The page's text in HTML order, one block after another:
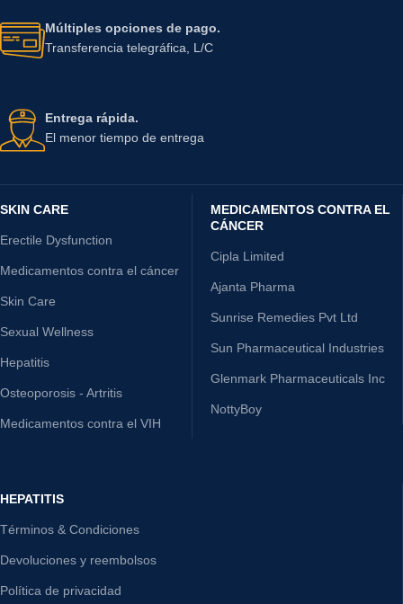
Múltiples opciones de pago.
Transferencia telegráfica, L/C
Entrega rápida.
El menor tiempo de entrega
SKIN CARE
Erectile Dysfunction
Medicamentos contra el cáncer
Skin Care
Sexual Wellness
Hepatitis
Osteoporosis - Artritis
Medicamentos contra el VIH
MEDICAMENTOS CONTRA EL
CÁNCER
Cipla Limited
Ajanta Pharma
Sunrise Remedies Pvt Ltd
Sun Pharmaceutical Industries
Glenmark Pharmaceuticals Inc
NottyBoy
HEPATITIS
Términos & Condiciones
Devoluciones y reembolsos
Política de privacidad